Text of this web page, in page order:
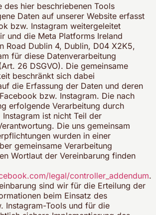
des hier beschriebenen Tools
Daten auf unserer Website erfasst
bzw. Instagram weitergeleitet
und die Meta Platforms Ireland
Road Dublin 4, Dublin, D04 X2K5,
für diese Datenverarbeitung
26 DSGVO). Die gemeinsame
beschränkt sich dabei
die Erfassung der Daten und deren
bzw. Instagram. Die nach
erfolgende Verarbeitung durch
ist nicht Teil der
Die uns gemeinsam
wurden in einer
gemeinsame Verarbeitung
Wortlaut der Vereinbarung finden
legal/controller_addendum.
sind wir für die Erteilung der
beim Einsatz des
Instagram-Tools und für die